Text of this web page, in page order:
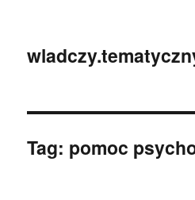
Tag: pomoc